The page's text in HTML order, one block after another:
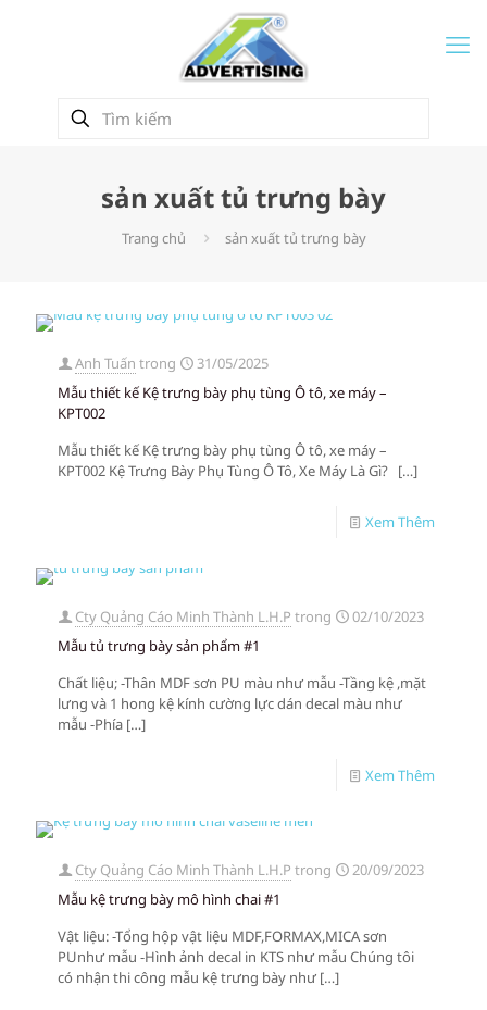
sản xuất tủ trưng bày
Trang chủ sản xuất tủ trưng bày
Anh Tuấn trong
31/05/2025
Mẫu thiết kế Kệ trưng bày phụ tùng Ô tô, xe máy –
KPT002
Mẫu thiết kế Kệ trưng bày phụ tùng Ô tô, xe máy –
KPT002 Kệ Trưng Bày Phụ Tùng Ô Tô, Xe Máy Là Gì? […]
Xem Thêm
Cty Quảng Cáo Minh Thành L.H.P trong
02/10/2023
Mẫu tủ trưng bày sản phẩm #1
Chất liệu; -Thân MDF sơn PU màu như mẫu -Tầng kệ ,mặt
lưng và 1 hong kệ kính cường lực dán decal màu như
mẫu -Phía […]
Xem Thêm
Cty Quảng Cáo Minh Thành L.H.P trong
20/09/2023
Mẫu kệ trưng bày mô hình chai #1
Vật liệu: -Tổng hộp vật liệu MDF,FORMAX,MICA sơn
PUnhư mẫu -Hình ảnh decal in KTS như mẫu Chúng tôi
có nhận thi công mẫu kệ trưng bày như […]